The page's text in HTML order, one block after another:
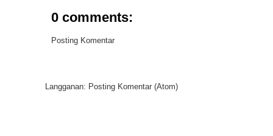
0 comments:
Posting Komentar
Langganan: Posting Komentar (Atom)